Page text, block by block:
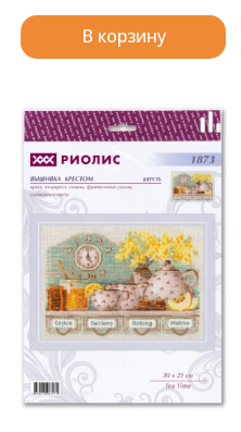
В корзину